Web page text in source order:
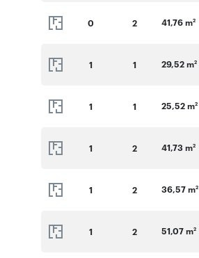
0 2 41,76 m2
1 1 29,52 m2
1 1 25,52 m2
1 2 41,73 m2
1 2 36,57 m2
1 2 51,07 m2